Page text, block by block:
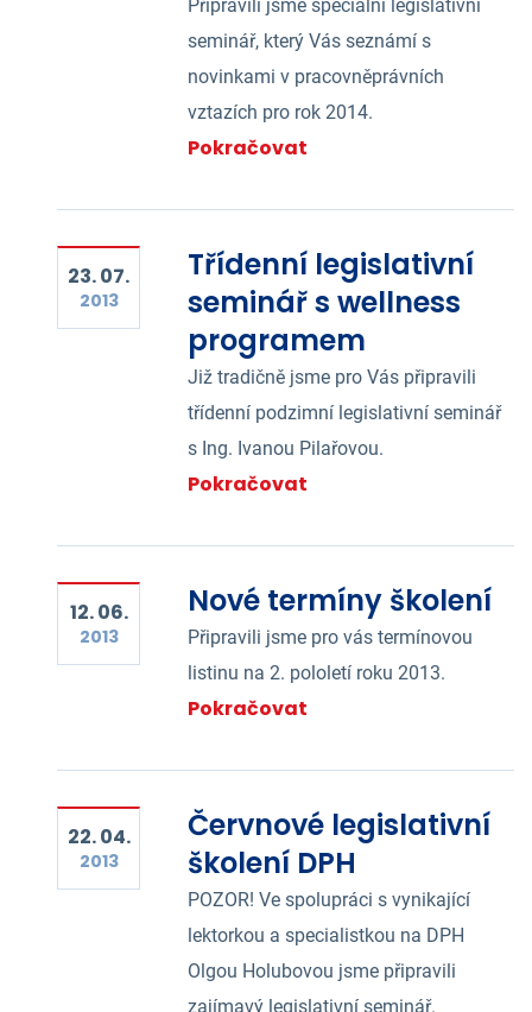
Připravili jsme speciální legislativní
seminář, který Vás seznámí s
novinkami v pracovněprávních
vztazích pro rok 2014.
Pokračovat
23. 07.
2013
Třídenní legislativní
seminář s wellness
programem
Již tradičně jsme pro Vás připravili
třídenní podzimní legislativní seminář
s Ing. Ivanou Pilařovou.
Pokračovat
12. 06.
2013
Nové termíny školení
Připravili jsme pro vás termínovou
listinu na 2. pololetí roku 2013.
Pokračovat
22. 04.
2013
Červnové legislativní
školení DPH
POZOR! Ve spolupráci s vynikající
lektorkou a specialistkou na DPH
Olgou Holubovou jsme připravili
zajímavý legislativní seminář.